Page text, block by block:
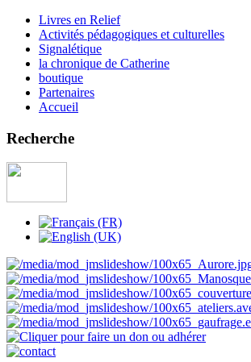
Livres en Relief
Activités pédagogiques et culturelles
Signalétique
la chronique de Catherine
boutique
Partenaires
Accueil
Recherche